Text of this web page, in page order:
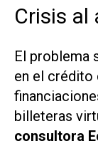
Crisis al
El problema
en el crédito
billeteras
consultora